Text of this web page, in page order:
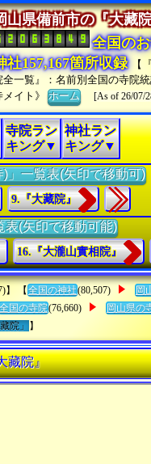
山県備前市の『大藏
全国の
社157,167箇所収録
【
全一覧』：名前別全国の寺院
メイト》ホーム [As of 26/07/
寺院ラン
キング▼
神社ラン
キング▼
」一覧表(矢印で移動可)
9.『大藏院』
表(矢印で移動可能)
16.『大瀧山實相院』
】 【 全国の神社(80,507) 岡
全国の寺院(76,660) 岡山県の
院」 】
藏院』